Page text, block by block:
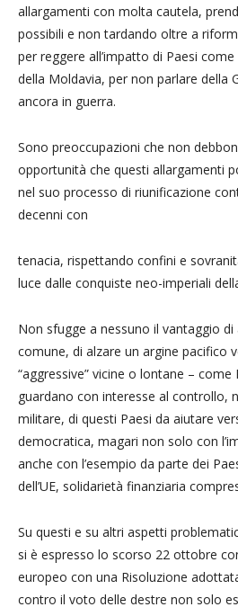
allargamenti con molta cautela,
possibili e non tardando oltre a
per reggere all’impatto di Paesi
della Moldavia, per non parlare della
ancora in guerra.
Sono preoccupazioni che non
opportunità che questi allargamenti
nel suo processo di riunificazione
decenni con
tenacia, rispettando confini e
luce dalle conquiste neo-imperiali
Non sfugge a nessuno il vantaggio
comune, di alzare un argine pacifico
“aggressive” vicine o lontane – come
guardano con interesse al controllo,
militare, di questi Paesi da aiutare
democratica, magari non solo con
anche con l’esempio da parte dei
dell’UE, solidarietà finanziaria
Su questi e su altri aspetti
si è espresso lo scorso 22 ottobre
europeo con una Risoluzione
contro il voto delle destre non solo